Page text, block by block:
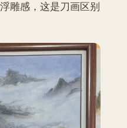
雕感，这是刀画区别